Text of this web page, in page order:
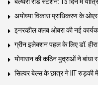
अयोध्या विकास प्राधिकरण के
इनरव्हील क्लब ओबरा की नई
ग्रीन इलेक्शन पहल के लिए डॉ.
योगासन की कठिन मुद्राओं ने
सिल्वर बेल्स के छात्र ने IIT रुड़की